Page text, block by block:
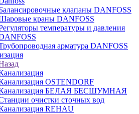
клапаны DANFOSS
краны DANFOSS
температуры и давления
арматура DANFOSS
OSTENDORF
БЕЛАЯ БЕСШУМНАЯ
очистки сточных вод
REHAU